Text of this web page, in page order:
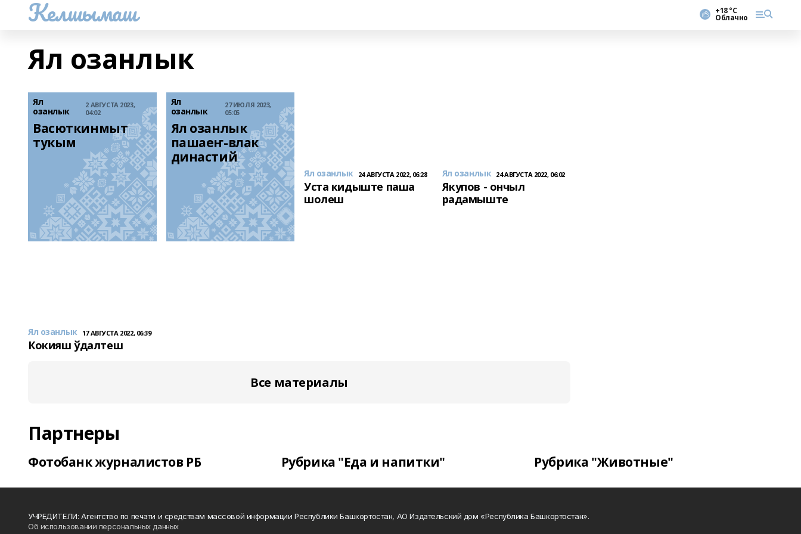
Келшымаш +18 °С
Облачно
Ял озанлык
Ял
озанлык
2 АВГУСТА 2023,
04:02
Васюткинмыт
тукым
Ял
озанлык
27 ИЮЛЯ 2023,
05:05
Ял озанлык
пашаеҥ-влак
династий
Ял озанлык 24 АВГУСТА 2022, 06:28
Уста кидыште паша
шолеш
Ял озанлык 24 АВГУСТА 2022, 06:02
Якупов - ончыл
радамыште
Ял озанлык 17 АВГУСТА 2022, 06:39
Кокияш ўдалтеш
Все материалы
Партнеры
Фотобанк журналистов РБ Рубрика "Еда и напитки" Рубрика "Животные"
УЧРЕДИТЕЛИ: Агентство по печати и средствам массовой информации Республики Башкортостан, АО Издательский дом «Республика Башкортостан».
Об использовании персональных данных